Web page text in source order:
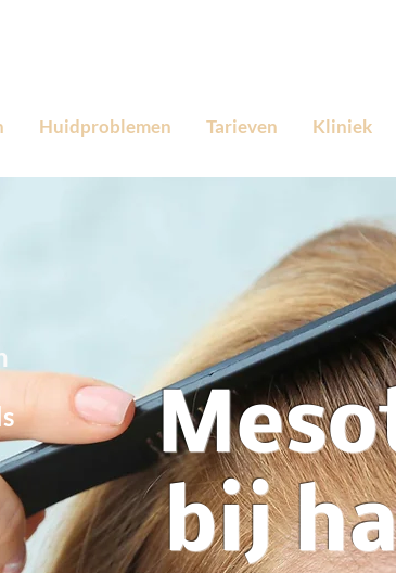
Huidproblemen Tarieven Kliniek
bij